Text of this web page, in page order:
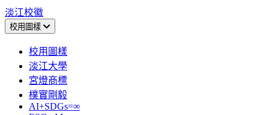
淡江校徽
校用圖樣
校用圖樣
淡江大學
宮燈商標
樸實剛毅
AI+SDGs=∞